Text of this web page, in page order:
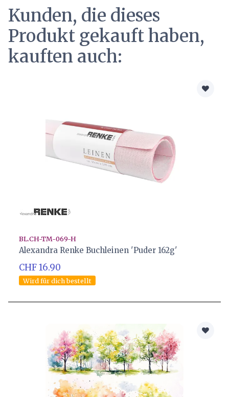
Kunden, die dieses
Produkt gekauft haben,
kauften auch:
BL.CH-TM-069-H
Alexandra Renke Buchleinen 'Puder 162g'
CHF 16.90
Wird für dich bestellt